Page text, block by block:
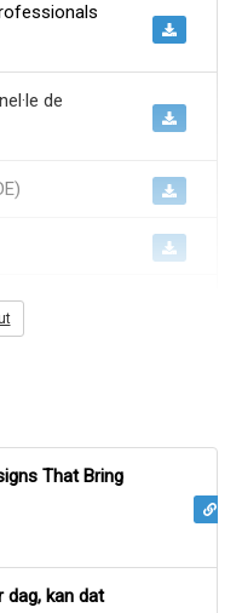
de
(NL)
That Bring
dag, kan dat